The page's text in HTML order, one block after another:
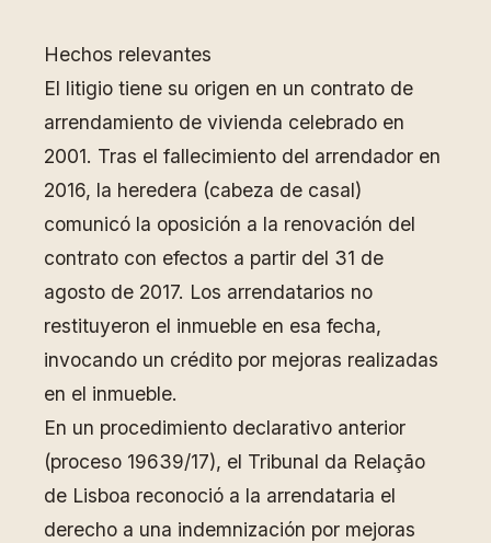
Hechos relevantes
El litigio tiene su origen en un contrato de
arrendamiento de vivienda celebrado en
2001. Tras el fallecimiento del arrendador en
2016, la heredera (cabeza de casal)
comunicó la oposición a la renovación del
contrato con efectos a partir del 31 de
agosto de 2017. Los arrendatarios no
restituyeron el inmueble en esa fecha,
invocando un crédito por mejoras realizadas
en el inmueble.
En un procedimiento declarativo anterior
(proceso 19639/17), el Tribunal da Relação
de Lisboa reconoció a la arrendataria el
derecho a una indemnización por mejoras